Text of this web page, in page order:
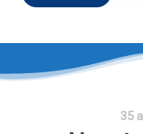
35